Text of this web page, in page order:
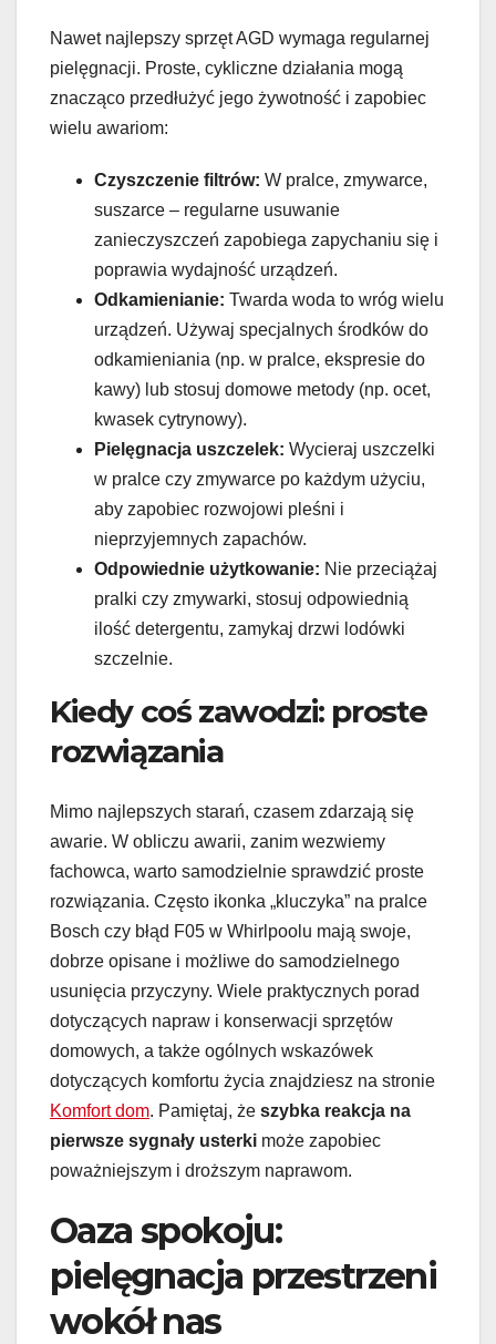
Nawet najlepszy sprzęt AGD wymaga regularnej
pielęgnacji. Proste, cykliczne działania mogą
znacząco przedłużyć jego żywotność i zapobiec
wielu awariom:
Czyszczenie filtrów: W pralce, zmywarce,
suszarce – regularne usuwanie
zanieczyszczeń zapobiega zapychaniu się i
poprawia wydajność urządzeń.
Odkamienianie: Twarda woda to wróg wielu
urządzeń. Używaj specjalnych środków do
odkamieniania (np. w pralce, ekspresie do
kawy) lub stosuj domowe metody (np. ocet,
kwasek cytrynowy).
Pielęgnacja uszczelek: Wycieraj uszczelki
w pralce czy zmywarce po każdym użyciu,
aby zapobiec rozwojowi pleśni i
nieprzyjemnych zapachów.
Odpowiednie użytkowanie: Nie przeciążaj
pralki czy zmywarki, stosuj odpowiednią
ilość detergentu, zamykaj drzwi lodówki
szczelnie.
Kiedy coś zawodzi: proste
rozwiązania
Mimo najlepszych starań, czasem zdarzają się
awarie. W obliczu awarii, zanim wezwiemy
fachowca, warto samodzielnie sprawdzić proste
rozwiązania. Często ikonka „kluczyka” na pralce
Bosch czy błąd F05 w Whirlpoolu mają swoje,
dobrze opisane i możliwe do samodzielnego
usunięcia przyczyny. Wiele praktycznych porad
dotyczących napraw i konserwacji sprzętów
domowych, a także ogólnych wskazówek
dotyczących komfortu życia znajdziesz na stronie
Komfort dom. Pamiętaj, że szybka reakcja na
pierwsze sygnały usterki może zapobiec
poważniejszym i droższym naprawom.
Oaza spokoju:
pielęgnacja przestrzeni
wokół nas